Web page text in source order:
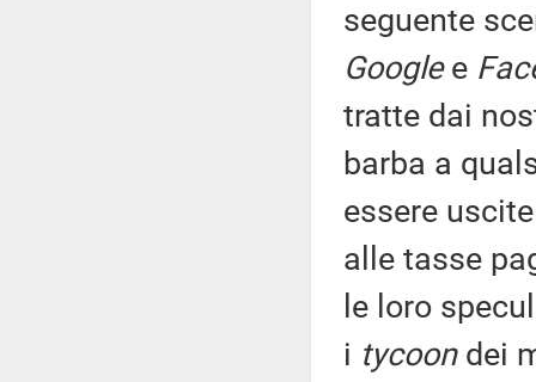
seguente
Googlee
tratte dai
barba a
essere
alle tasse
le loro
i tycoondei